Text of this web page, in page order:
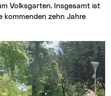
Volksgarten. Insgesamt ist
zehn Jahre